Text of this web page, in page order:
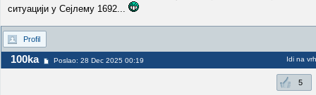
ситуацији у Сејлему 1692...
Profil
100ka Poslao: 28 Dec 2025 00:19 Idi na vrh
5